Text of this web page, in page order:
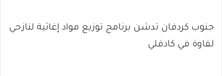
جنوب كردفان تدشن برنامج توزيع مواد إغاثية لنازحي
لقاوة في كادقلي